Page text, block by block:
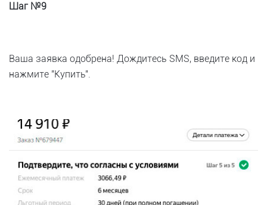
Шаг №9
Ваша заявка одобрена! Дождитесь SMS, введите код и
нажмите "Купить".